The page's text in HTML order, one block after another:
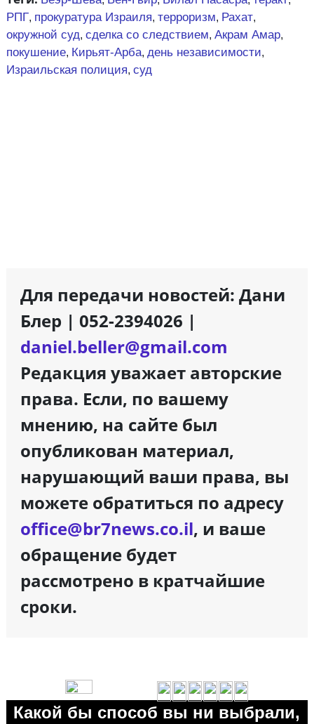
РПГ, прокуратура Израиля, терроризм, Рахат,
окружной суд, сделка со следствием, Акрам Амар,
покушение, Кирьят-Арба, день независимости,
Израильская полиция, суд
Для передачи новостей: Дани
Блер | 052-2394026 |
daniel.beller@gmail.com
Редакция уважает авторские
права. Если, по вашему
мнению, на сайте был
опубликован материал,
нарушающий ваши права, вы
можете обратиться по адресу
office@br7news.co.il, и ваше
обращение будет
рассмотрено в кратчайшие
сроки.
Какой бы способ вы ни выбрали,